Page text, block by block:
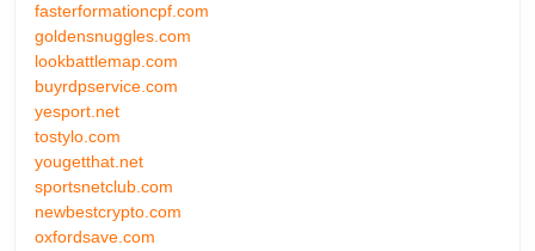
fasterformationcpf.com
goldensnuggles.com
lookbattlemap.com
buyrdpservice.com
yesport.net
tostylo.com
yougetthat.net
sportsnetclub.com
newbestcrypto.com
oxfordsave.com